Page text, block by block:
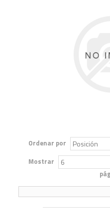
Ordenar por
Mostrar